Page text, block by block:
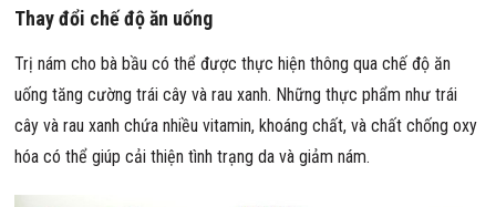
Thay đổi chế độ ăn uống
Trị nám cho bà bầu có thể được thực hiện thông qua chế độ ăn
uống tăng cường trái cây và rau xanh. Những thực phẩm như trái
cây và rau xanh chứa nhiều vitamin, khoáng chất, và chất chống oxy
hóa có thể giúp cải thiện tình trạng da và giảm nám.